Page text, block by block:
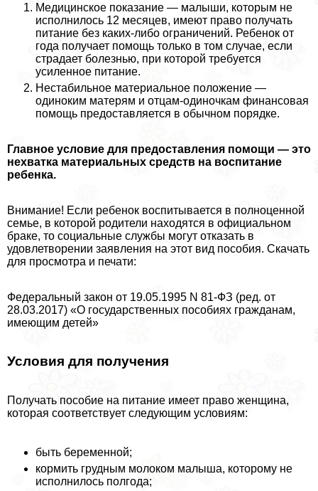
Медицинское показание — малыши, которым не
исполнилось 12 месяцев, имеют право получать
питание без каких-либо ограничений. Ребенок от
года получает помощь только в том случае, если
страдает болезнью, при которой требуется
усиленное питание.
Нестабильное материальное положение —
одиноким матерям и отцам-одиночкам финансовая
помощь предоставляется в обычном порядке.
Главное условие для предоставления помощи — это
нехватка материальных средств на воспитание
ребенка.
Внимание! Если ребенок воспитывается в полноценной
семье, в которой родители находятся в официальном
бpaке, то социальные службы могут отказать в
удовлетворении заявления на этот вид пособия. Скачать
для просмотра и печати:
Федеральный закон от 19.05.1995 N 81-ФЗ (ред. от
28.03.2017) «О государственных пособиях гражданам,
имеющим детей»
Условия для получения
Получать пособие на питание имеет право женщина,
которая соответствует следующим условиям:
быть беременной;
кормить грудным молоком малыша, которому не
исполнилось полгода;